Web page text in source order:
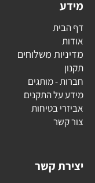
מידע
דף הבית
אודות
מדיניות משלוחים
תקנון
חברות - מותגים
מידע על התקנים
אביזרי בטיחות
צור קשר
יצירת קשר